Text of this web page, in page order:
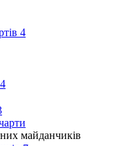
4
4
майданчиків